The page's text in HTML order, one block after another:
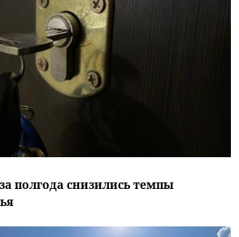
полгода снизились темпы